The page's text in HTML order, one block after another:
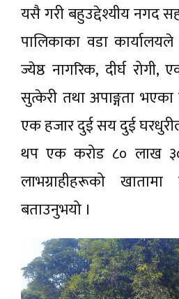
यसै गरी बहुउद्देश्यीय नगद
पालिकाका वडा
ज्येष्ठ नागरिक, दीर्घ रोगी,
सुत्केरी तथा अपाङ्गता भएका
एक हजार दुई सय दुई
थप एक करोड ८० लाख
लाभग्राहीहरूको
बताउनुभयो ।